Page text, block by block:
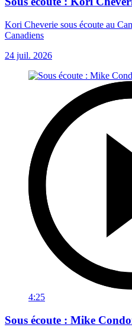
Kori Cheverie sous écoute au
Canadiens
24 juil. 2026
4:25
Sous écoute : Mike